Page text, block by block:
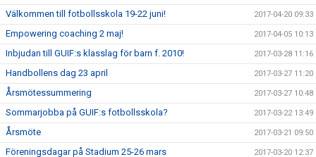
Välkommen till fotbollsskola 19-22 juni! 2017-04-20 09:33
Empowering coaching 2 maj! 2017-04-05 10:13
Inbjudan till GUIF:s klasslag för barn f. 2010! 2017-03-28 11:16
Handbollens dag 23 april 2017-03-27 11:20
Årsmötessummering 2017-03-27 10:48
Sommarjobba på GUIF:s fotbollsskola? 2017-03-22 13:49
Årsmöte 2017-03-21 09:50
Föreningsdagar på Stadium 25-26 mars 2017-03-20 12:37